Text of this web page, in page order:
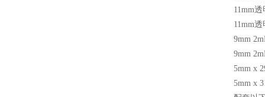
11mm透
11mm透
9mm
9mm
5mm x
5mm x